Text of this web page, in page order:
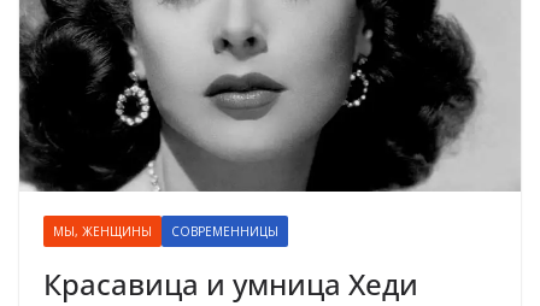
МЫ, ЖЕНЩИНЫ СОВРЕМЕННИЦЫ
Красавица и умница Хеди